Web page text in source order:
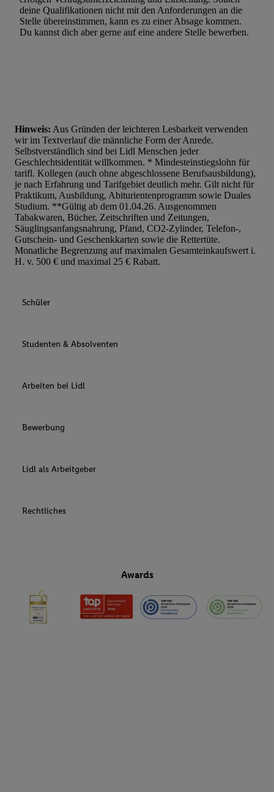
deine Qualifikationen nicht mit den Anforderungen an die
Stelle übereinstimmen, kann es zu einer Absage kommen.
Du kannst dich aber gerne auf eine andere Stelle bewerben.
Hinweis: Aus Gründen der leichteren Lesbarkeit verwenden
wir im Textverlauf die männliche Form der Anrede.
Selbstverständlich sind bei Lidl Menschen jeder
Geschlechtsidentität willkommen. * Mindesteinstiegslohn für
tarifl. Kollegen (auch ohne abgeschlossene Berufsausbildung),
je nach Erfahrung und Tarifgebiet deutlich mehr. Gilt nicht für
Praktikum, Ausbildung, Abiturientenprogramm sowie Duales
Studium. **Gültig ab dem 01.04.26. Ausgenommen
Tabakwaren, Bücher, Zeitschriften und Zeitungen,
Säuglingsanfangsnahrung, Pfand, CO2-Zylinder, Telefon-,
Gutschein- und Geschenkkarten sowie die Rettertüte.
Monatliche Begrenzung auf maximalen Gesamteinkaufswert i.
H. v. 500 € und maximal 25 € Rabatt.
Schüler
Studenten & Absolventen
Arbeiten bei Lidl
Bewerbung
Lidl als Arbeitgeber
Rechtliches
Awards
Werbung. Speichern von oder Zugriff auf Informationen auf
Entwicklung und Verbesserung der Angebote. Analyse von
Statistiken oder Kombinationen von Daten aus verschiedenen